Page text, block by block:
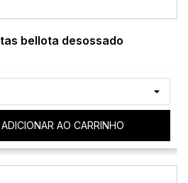
bellota desossado
ADICIONAR AO CARRINHO